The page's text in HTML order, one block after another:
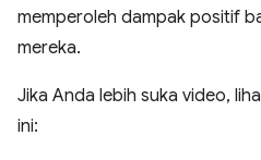
memperoleh dampak positif
mereka.
Jika Anda lebih suka video,
ini: